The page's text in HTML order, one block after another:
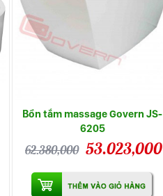
Bồn tắm massage Govern JS-
6205
62.380,000 53.023,000